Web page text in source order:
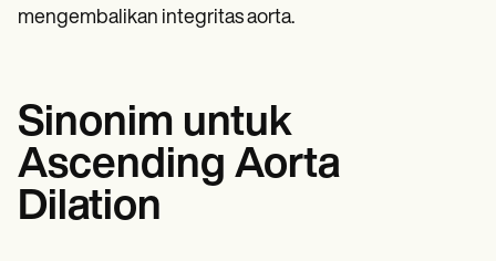
mengembalikan integritas aorta.
Sinonim untuk
Ascending Aorta
Dilation